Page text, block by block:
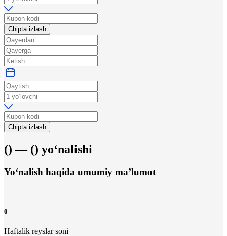
Chipta izlash
Chipta izlash
() — () yo‘nalishi
Yo‘nalish haqida umumiy ma’lumot
0
Haftalik reyslar soni